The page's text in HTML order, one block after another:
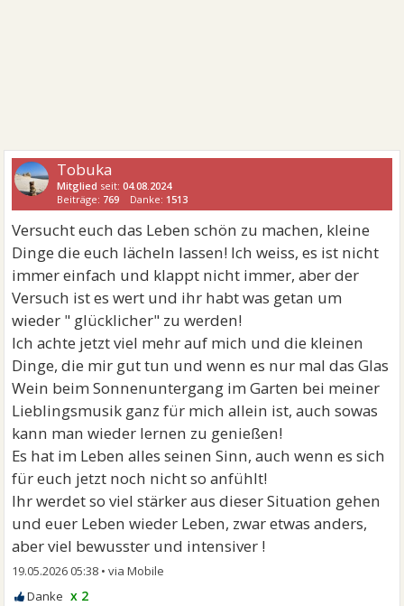
Tobuka
Mitglied seit:04.08.2024
Beiträge: 769 Danke: 1513
Versucht euch das Leben schön zu machen, kleine
Dinge die euch lächeln lassen! Ich weiss, es ist nicht
immer einfach und klappt nicht immer, aber der
Versuch ist es wert und ihr habt was getan um
wieder " glücklicher" zu werden!
Ich achte jetzt viel mehr auf mich und die kleinen
Dinge, die mir gut tun und wenn es nur mal das Glas
Wein beim Sonnenuntergang im Garten bei meiner
Lieblingsmusik ganz für mich allein ist, auch sowas
kann man wieder lernen zu genießen!
Es hat im Leben alles seinen Sinn, auch wenn es sich
für euch jetzt noch nicht so anfühlt!
Ihr werdet so viel stärker aus dieser Situation gehen
und euer Leben wieder Leben, zwar etwas anders,
aber viel bewusster und intensiver !
19.05.2026 05:38 •
x 2